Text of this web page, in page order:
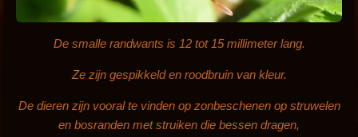
De smalle randwants is 12 tot 15 millimeter lang.
Ze zijn gespikkeld en roodbruin van kleur.
De dieren zijn vooral te vinden op zonbeschenen op struwelen
en bosranden met struiken die bessen dragen,